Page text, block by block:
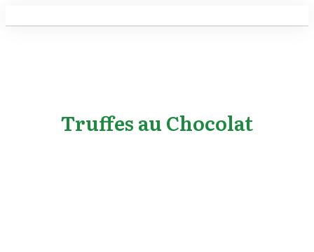
Truffes au Chocolat